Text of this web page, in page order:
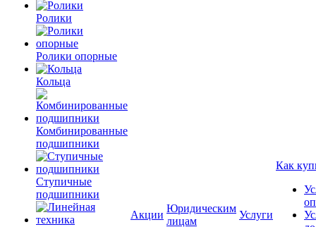
Ролики
Ролики опорные
Кольца
Комбинированные
подшипники
Ступичные
подшипники
Акции
Юридическим
лицам
Услуги
Как